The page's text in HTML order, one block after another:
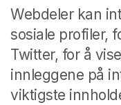
Webdeler kan
sosiale profiler,
Twitter, for å
innleggene på
viktigste